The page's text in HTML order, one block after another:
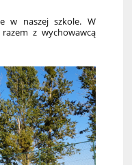
w naszej szkole. W
z wychowawcą